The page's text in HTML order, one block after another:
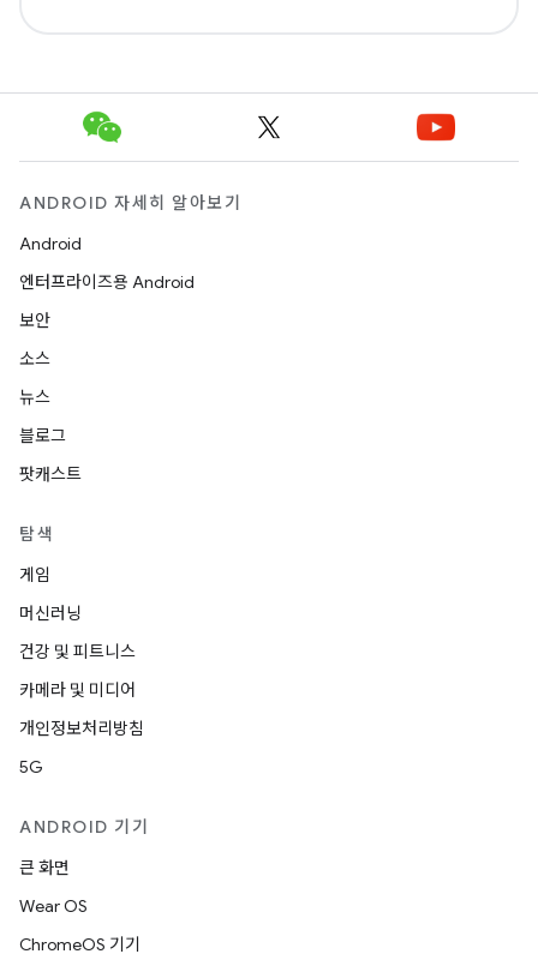
ANDROID 자세히 알아보기
Android
엔터프라이즈용 Android
보안
소스
뉴스
블로그
팟캐스트
탐색
게임
머신러닝
건강 및 피트니스
카메라 및 미디어
개인정보처리방침
5G
ANDROID 기기
큰 화면
Wear OS
ChromeOS 기기